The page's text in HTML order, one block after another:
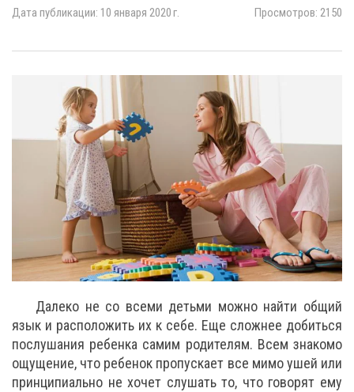
Дата публикации: 10 января 2020 г. Просмотров: 2150
Далеко не со всеми детьми можно найти общий
язык и расположить их к себе. Еще сложнее добиться
послушания ребенка самим родителям. Всем знакомо
ощущение, что ребенок пропускает все мимо ушей или
принципиально не хочет слушать то, что говорят ему